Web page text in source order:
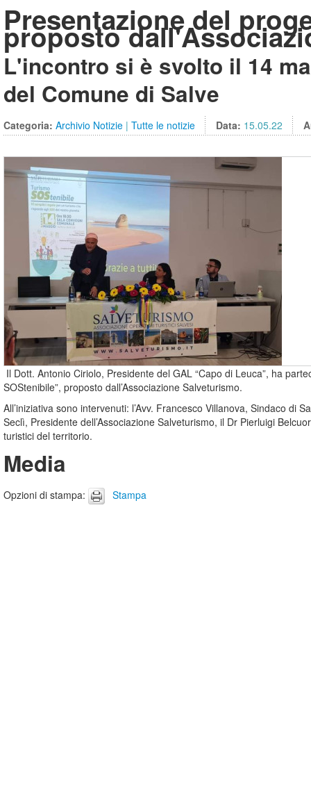
Presentazione del
proposto
L'incontro si è svolto il 14
del Comune di Salve
Categoria: Archivio Notizie | Tutte le notizie Data: 15.05.22
Il Dott. Antonio Ciriolo, Presidente del GAL “Capo di Leuca”, ha
SOStenibile”, proposto dall’Associazione Salveturismo.
All’iniziativa sono intervenuti: l’Avv. Francesco Villanova, Sindaco di
Seclì, Presidente dell’Associazione Salveturismo, il Dr Pierluigi
turistici del territorio.
Media
Opzioni di stampa: Stampa